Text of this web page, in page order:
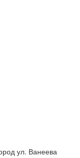
ул. Ванеева